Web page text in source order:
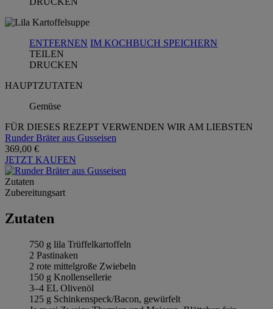
ENTFERNEN IM KOCHBUCH SPEICHERN
TEILEN
DRUCKEN
HAUPTZUTATEN
Gemüse
FÜR DIESES REZEPT VERWENDEN WIR AM LIEBSTEN
Runder Bräter aus Gusseisen
369,00 €
JETZT KAUFEN
Zutaten
Zubereitungsart
Zutaten
750 g lila Trüffelkartoffeln
2 Pastinaken
2 rote mittelgroße Zwiebeln
150 g Knollensellerie
3–4 EL Olivenöl
125 g Schinkenspeck/Bacon, gewürfelt